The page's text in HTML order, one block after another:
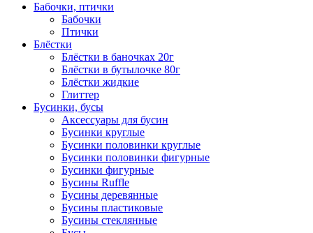
Бабочки, птички
Бабочки
Птички
Блёстки
Блёстки в баночках 20г
Блёстки в бутылочке 80г
Блёстки жидкие
Глиттер
Бусинки, бусы
Аксессуары для бусин
Бусинки круглые
Бусинки половинки круглые
Бусинки половинки фигурные
Бусинки фигурные
Бусины Ruffle
Бусины деревянные
Бусины пластиковые
Бусины стеклянные